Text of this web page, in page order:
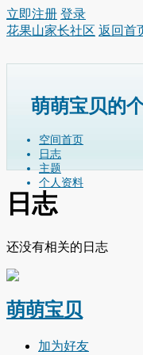
立即注册 登录
花果山家长社区 返回首
萌萌宝贝的
空间首页
日志
主题
个人资料
日志
还没有相关的日志
萌萌宝贝
加为好友